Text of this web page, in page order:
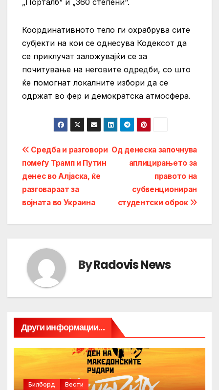
Координативното тело ги охрабрува сите
субјекти на кои се однесува Кодексот да
се приклучат заложувајќи се за
почитување на неговите одредби, со што
ќе помогнат локалните избори да се
одржат во фер и демократска атмосфера.
Post
navigation
Од денеска започнува
аплицирањето за
правото на
субвенциониран
студентски оброк
Средба и разговори
помеѓу Трамп и Путин
денес во Алјаска, ќе
разговараат за
војната во Украина
ByRadovis News
Други информации...
Билборд Вести